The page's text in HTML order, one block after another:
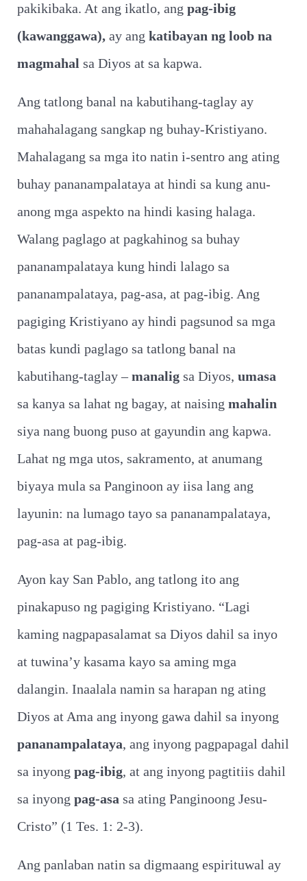
pakikibaka. At ang ikatlo, ang pag-ibig
(kawanggawa), ay ang katibayan ng loob na
magmahal sa Diyos at sa kapwa.
Ang tatlong banal na kabutihang-taglay ay
mahahalagang sangkap ng buhay-Kristiyano.
Mahalagang sa mga ito natin i-sentro ang ating
buhay pananampalataya at hindi sa kung anu-
anong mga aspekto na hindi kasing halaga.
Walang paglago at pagkahinog sa buhay
pananampalataya kung hindi lalago sa
pananampalataya, pag-asa, at pag-ibig. Ang
pagiging Kristiyano ay hindi pagsunod sa mga
batas kundi paglago sa tatlong banal na
kabutihang-taglay –manalig sa Diyos, umasa
sa kanya sa lahat ng bagay, at naising mahalin
siya nang buong puso at gayundin ang kapwa.
Lahat ng mga utos, sakramento, at anumang
biyaya mula sa Panginoon ay iisa lang ang
layunin: na lumago tayo sa pananampalataya,
pag-asa at pag-ibig.
Ayon kay San Pablo, ang tatlong ito ang
pinakapuso ng pagiging Kristiyano. “Lagi
kaming nagpapasalamat sa Diyos dahil sa inyo
at tuwina’y kasama kayo sa aming mga
dalangin. Inaalala namin sa harapan ng ating
Diyos at Ama ang inyong gawa dahil sa inyong
pananampalataya, ang inyong pagpapagal dahil
sa inyong pag-ibig, at ang inyong pagtitiis dahil
sa inyong pag-asa sa ating Panginoong Jesu-
Cristo” (1 Tes. 1: 2-3).
Ang panlaban natin sa digmaang espirituwal ay